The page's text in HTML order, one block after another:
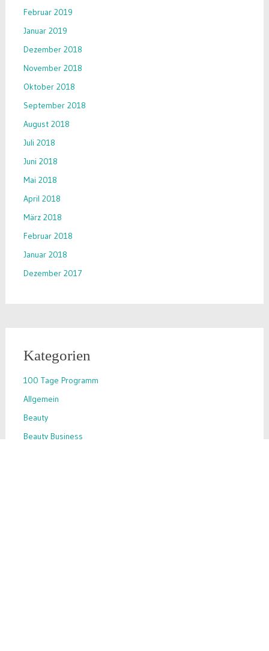
Februar 2019
Januar 2019
Dezember 2018
November 2018
Oktober 2018
September 2018
August 2018
Juli 2018
Juni 2018
Mai 2018
April 2018
März 2018
Februar 2018
Januar 2018
Dezember 2017
Kategorien
100 Tage Programm
Allgemein
Beauty
Beauty Business